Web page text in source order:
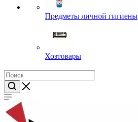
Предметы личной гигиены
Хозтовары